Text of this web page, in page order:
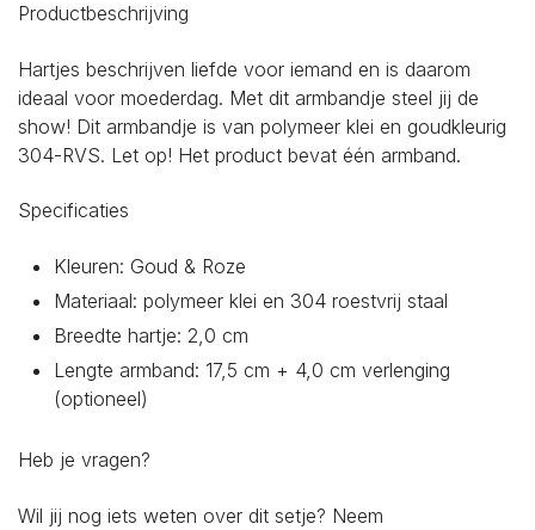
Productbeschrijving
Hartjes beschrijven liefde voor iemand en is daarom
ideaal voor moederdag. Met dit armbandje steel jij de
show! Dit armbandje is van polymeer klei en goudkleurig
304-RVS. Let op! Het product bevat één armband.
Specificaties
Kleuren: Goud & Roze
Materiaal: polymeer klei en 304 roestvrij staal
Breedte hartje: 2,0 cm
Lengte armband: 17,5 cm + 4,0 cm verlenging
(optioneel)
Heb je vragen?
Wil jij nog iets weten over dit setje? Neem